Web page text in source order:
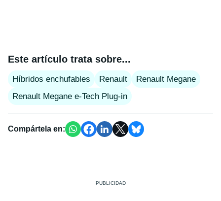
Este artículo trata sobre...
Híbridos enchufables Renault
Renault Megane
Renault Megane e-Tech Plug-in
Compártela en: